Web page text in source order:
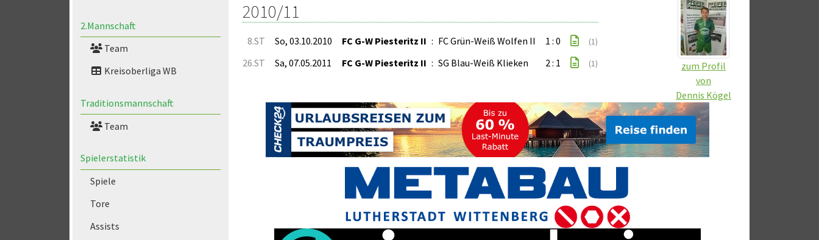
2.Mannschaft
Team
Kreisoberliga WB
Traditionsmannschaft
Team
Spielerstatistik
Spiele
Tore
Assists
zum Profil
von
Dennis Kögel
2010/11
8.ST So, 03.10.2010 FC G-W Piesteritz II : FC Grün-Weiß Wolfen II 1 : 0 (1)
26.ST Sa, 07.05.2011 FC G-W Piesteritz II : SG Blau-Weiß Klieken 2 : 1 (1)